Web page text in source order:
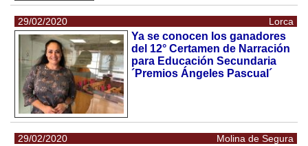
29/02/2020 Lorca
Ya se conocen los ganadores
del 12° Certamen de Narración
para Educación Secundaria
´Premios Ángeles Pascual´
29/02/2020 Molina de Segura